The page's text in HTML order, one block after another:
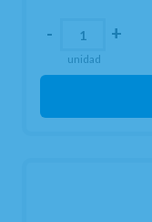
- +
unidad